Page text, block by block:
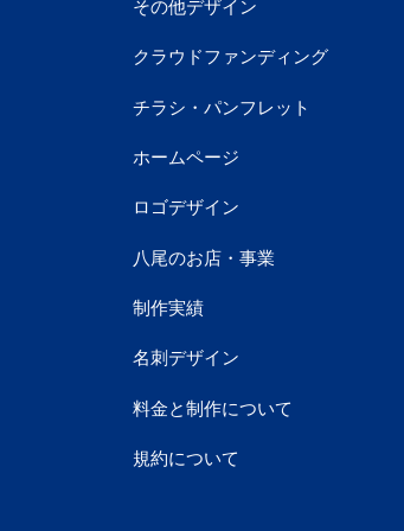
その他デザイン
クラウドファンディング
チラシ・パンフレット
ホームページ
ロゴデザイン
八尾のお店・事業
制作実績
名刺デザイン
料金と制作について
規約について